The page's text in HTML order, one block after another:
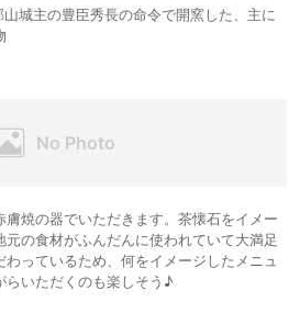
城主の豊臣秀長の命令で開窯した、主に
焼の器でいただきます。茶懐石をイメー
の食材がふんだんに使われていて大満足
っているため、何をイメージしたメニュ
らいただくのも楽しそう♪